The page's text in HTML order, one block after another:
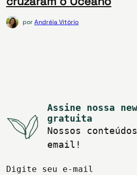
porAndréia Vitório
Assine nossa
gratuita
Nossos
email!
Digite seu e-mail